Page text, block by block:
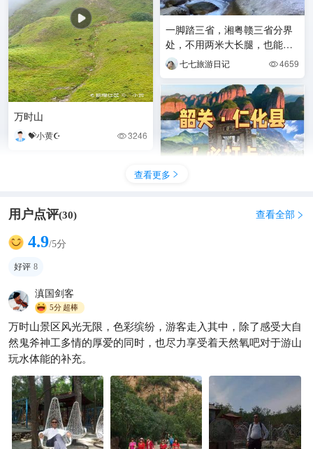
万时山
💝小黄☪️ 3246
一脚踏三省，湘粤赣三省分界
处，不用两米大长腿，也能在
几秒钟跨越三省!#郴州旅游#飞
水寨#万时山三省界
七七旅游日记 4659
查看更多 
用户点评(30) 查看全部 
4.9/5分
好评 8
滇国剑客
5分超棒
万时山景区风光无限，色彩缤纷，游客走入其中，除了感受大自
然鬼斧神工多情的厚爱的同时，也尽力享受着天然氧吧对于游山
玩水体能的补充。